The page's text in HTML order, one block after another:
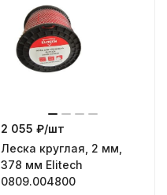
2 055 ₽/шт
Леска круглая, 2 мм,
378 мм Elitech
0809.004800